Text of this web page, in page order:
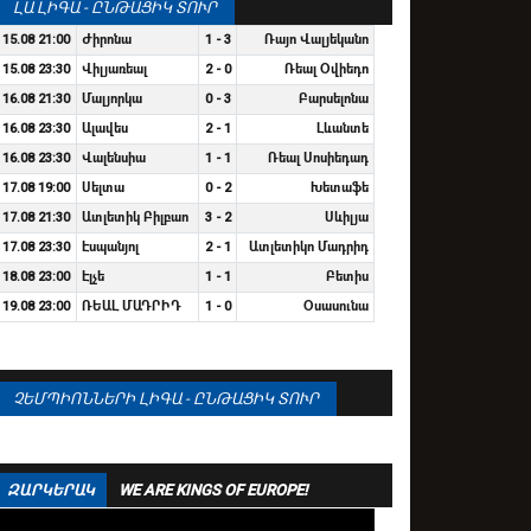
ԼԱ ԼԻԳԱ - ԸՆԹԱՑԻԿ ՏՈՒՐ
15.08 21:00 Ժիրոնա 1 - 3
Ռայո Վալյեկանո
15.08 23:30
Վիլյառեալ 2 - 0
Ռեալ Օվիեդո
16.08 21:30
Մալյորկա 0 - 3
Բարսելոնա
16.08 23:30
Ալավես 2 - 1
Լևանտե
16.08 23:30
Վալենսիա 1 - 1
Ռեալ Սոսիեդադ
17.08 19:00
Սելտա 0 - 2
Խետաֆե
17.08 21:30
Ատլետիկ Բիլբաո 3 - 2
Սևիլյա
17.08 23:30
Էսպանյոլ 2 - 1
Ատլետիկո Մադրիդ
18.08 23:00
Էլչե 1 - 1
Բետիս
19.08 23:00
ՌԵԱԼ ՄԱԴՐԻԴ 1 - 0 Օսասունա
ՉԵՄՊԻՈՆՆԵՐԻ ԼԻԳԱ - ԸՆԹԱՑԻԿ ՏՈՒՐ
ԶԱՐԿԵՐԱԿ WE ARE KINGS OF EUROPE!